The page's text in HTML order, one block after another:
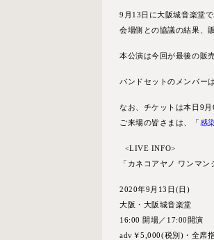
9月13日に大阪城音楽堂
会場側との協議の結果、
本公演は今回が最後の販
バンドセットのメンバー
なお、チケットは本日9月
ご来場の皆さまは、「感
<LIVE INFO>
「カネコアヤノ ワンマン
2020年9月13日(日)
大阪・大阪城音楽堂
16:00 開場／17:00開演
adv￥5,000(税別)・全席